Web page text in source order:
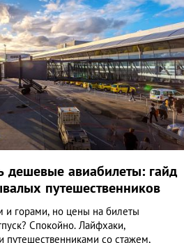
дешевые авиабилеты: гайд
путешественников
горами, но цены на билеты
Спокойно. Лайфхаки,
со стажем,